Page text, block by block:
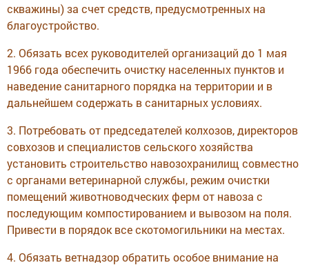
скважины) за счет средств, предусмотренных на
благоустройство.
2. Обязать всех руководителей организаций до 1 мая
1966 года обеспечить очистку населенных пунктов и
наведение санитарного порядка на территории и в
дальнейшем содержать в санитарных условиях.
3. Потребовать от председателей колхозов, директоров
совхозов и специалистов сельского хозяйства
установить строительство навозохранилищ совместно
с органами ветеринарной службы, режим очистки
помещений животноводческих ферм от навоза с
последующим компостированием и вывозом на поля.
Привести в порядок все скотомогильники на местах.
4. Обязать ветнадзор обратить особое внимание на